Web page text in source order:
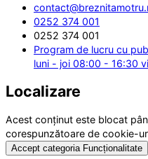
0252 374 001
0252 374 001
Program de lucru cu
luni - joi 08:00 - 16:30
Localizare
Acest conținut este blocat
corespunzătoare de cookie-
Accept categoria Funcționalitate